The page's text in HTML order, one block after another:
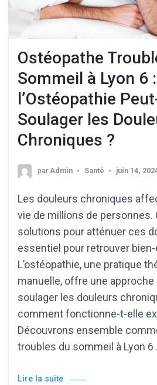
Ostéopathe
Sommeil à Lyon 6
l’Ostéopathie
Soulager les
Chroniques ?
parAdmin Santé juin 14,
Les douleurs chroniques
vie de millions de personnes.
solutions pour atténuer ces
essentiel pour retrouver
L’ostéopathie, une pratique
manuelle, offre une approche
soulager les douleurs
comment fonctionne-t-elle
Découvrons ensemble
troubles du sommeil à Lyon 6
Lire la suite